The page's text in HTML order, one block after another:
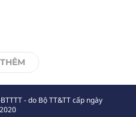
- do Bộ TT&TT cấp ngày